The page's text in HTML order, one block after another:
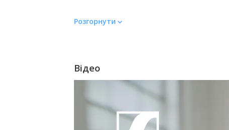
Спосіб обробки звукового сигналу
Розгорнути
Відео